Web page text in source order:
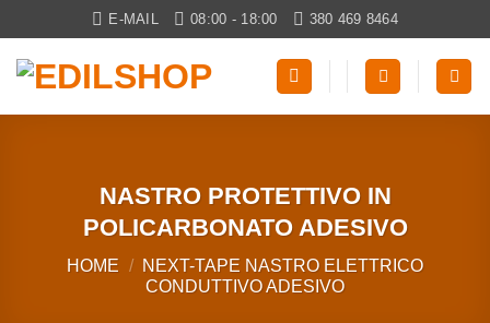
ai
contenuti
E-MAIL 08:00 - 18:00 380 469 8464
NASTRO PROTETTIVO IN
POLICARBONATO ADESIVO
HOME /
NEXT-TAPE NASTRO ELETTRICO
CONDUTTIVO ADESIVO